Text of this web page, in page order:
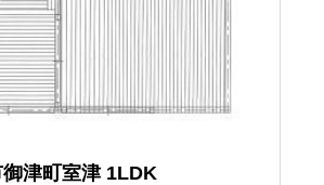
津町室津 1LDK